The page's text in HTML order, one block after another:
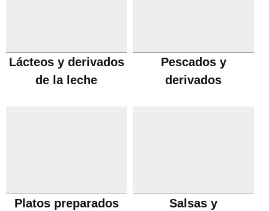
Lácteos y derivados
de la leche
Pescados y
derivados
Platos preparados
Salsas y